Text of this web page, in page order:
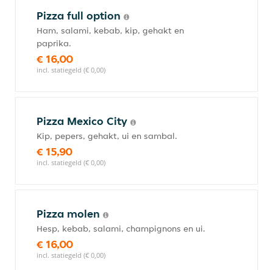
Pizza full option
Ham, salami, kebab, kip, gehakt en
paprika.
€ 16,00
incl. statiegeld (€ 0,00)
Pizza Mexico City
Kip, pepers, gehakt, ui en sambal.
€ 15,90
incl. statiegeld (€ 0,00)
Pizza molen
Hesp, kebab, salami, champignons en ui.
€ 16,00
incl. statiegeld (€ 0,00)